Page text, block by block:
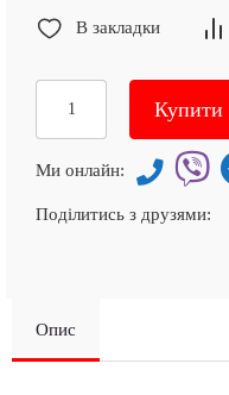
В закладки
Купити
Ми онлайн:
Поділитись з друзями:
Опис